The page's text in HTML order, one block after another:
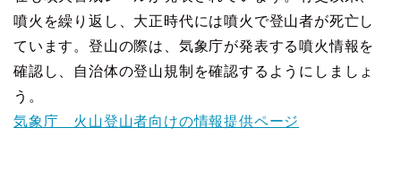
噴火を繰り返し、大正時代には噴火で登山者が死亡し
ています。登山の際は、気象庁が発表する噴火情報を
確認し、自治体の登山規制を確認するようにしましょ
う。
気象庁 火山登山者向けの情報提供ページ